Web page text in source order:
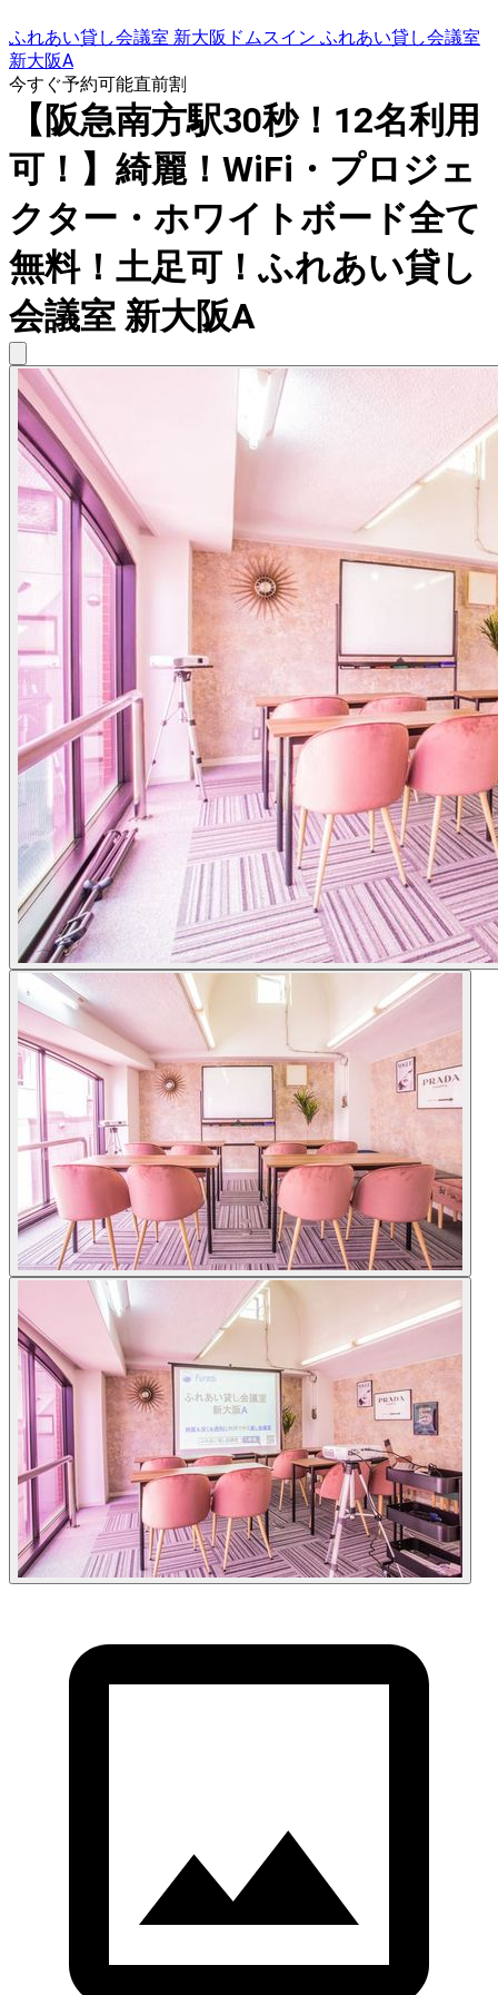
ふれあい貸し会議室 新大阪ドムスイン ふれあい貸し会議室
新大阪A
今すぐ予約可能直前割
【阪急南方駅30秒！12名利用
可！】綺麗！WiFi・プロジェ
クター・ホワイトボード全て
無料！土足可！ふれあい貸し
会議室 新大阪A